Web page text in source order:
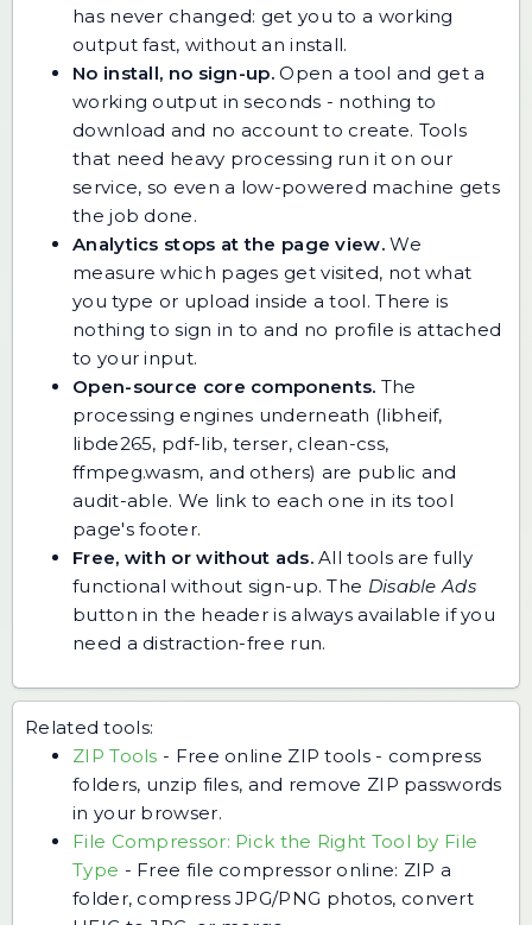
has never changed: get you to a working
output fast, without an install.
No install, no sign-up.Open a tool and get a
working output in seconds - nothing to
download and no account to create. Tools
that need heavy processing run it on our
service, so even a low-powered machine gets
the job done.
Analytics stops at the page view.We
measure which pages get visited, not what
you type or upload inside a tool. There is
nothing to sign in to and no profile is attached
to your input.
Open-source core components. The
processing engines underneath (libheif,
libde265, pdf-lib, terser, clean-css,
ffmpeg.wasm, and others) are public and
audit-able. We link to each one in its tool
page's footer.
Free, with or without ads.All tools are fully
functional without sign-up. The Disable Ads
button in the header is always available if you
need a distraction-free run.
Related tools:
ZIP Tools - Free online ZIP tools - compress
folders, unzip files, and remove ZIP passwords
in your browser.
File Compressor: Pick the Right Tool by File
Type - Free file compressor online: ZIP a
folder, compress JPG/PNG photos, convert